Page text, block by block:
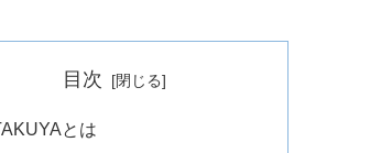
目次
とは